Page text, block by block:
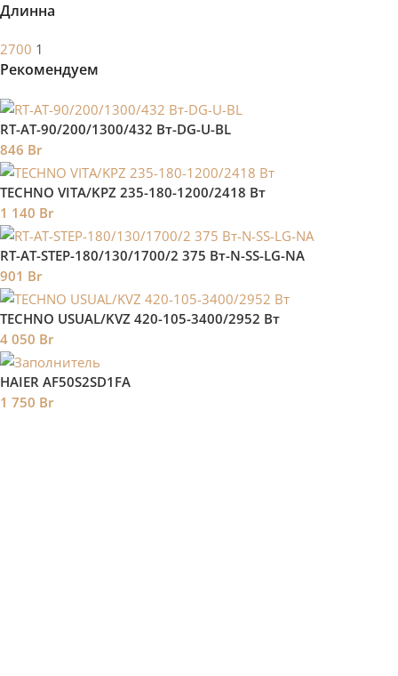
Длинна
2700 1
Рекомендуем
RT-AT-90/200/1300/432 Вт-DG-U-BL
846 Br
TECHNO VITA/KPZ 235-180-1200/2418 Вт
1 140 Br
RT-AT-STEP-180/130/1700/2 375 Вт-N-SS-LG-NA
901 Br
TECHNO USUAL/KVZ 420-105-3400/2952 Вт
4 050 Br
HAIER AF50S2SD1FA
1 750 Br